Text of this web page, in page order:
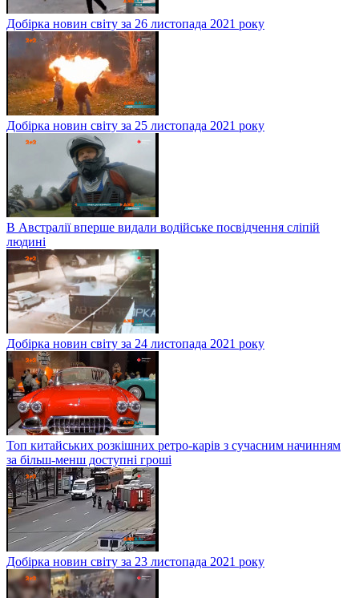
Добірка новин світу за 26 листопада 2021 року
Добірка новин світу за 25 листопада 2021 року
В Австралії вперше видали водійське посвідчення сліпій
людині
Добірка новин світу за 24 листопада 2021 року
Топ китайських розкішних ретро-карів з сучасним начинням
за більш-менш доступні гроші
Добірка новин світу за 23 листопада 2021 року